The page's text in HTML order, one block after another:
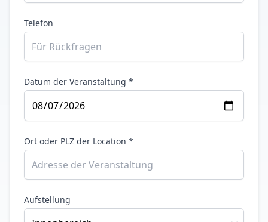
Telefon
Datum der Veranstaltung *
Ort oder PLZ der Location *
Aufstellung